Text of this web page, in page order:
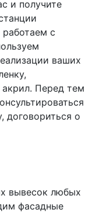
и получите
с
ваших
Перед тем
договориться о
вывесок любых
фасадные